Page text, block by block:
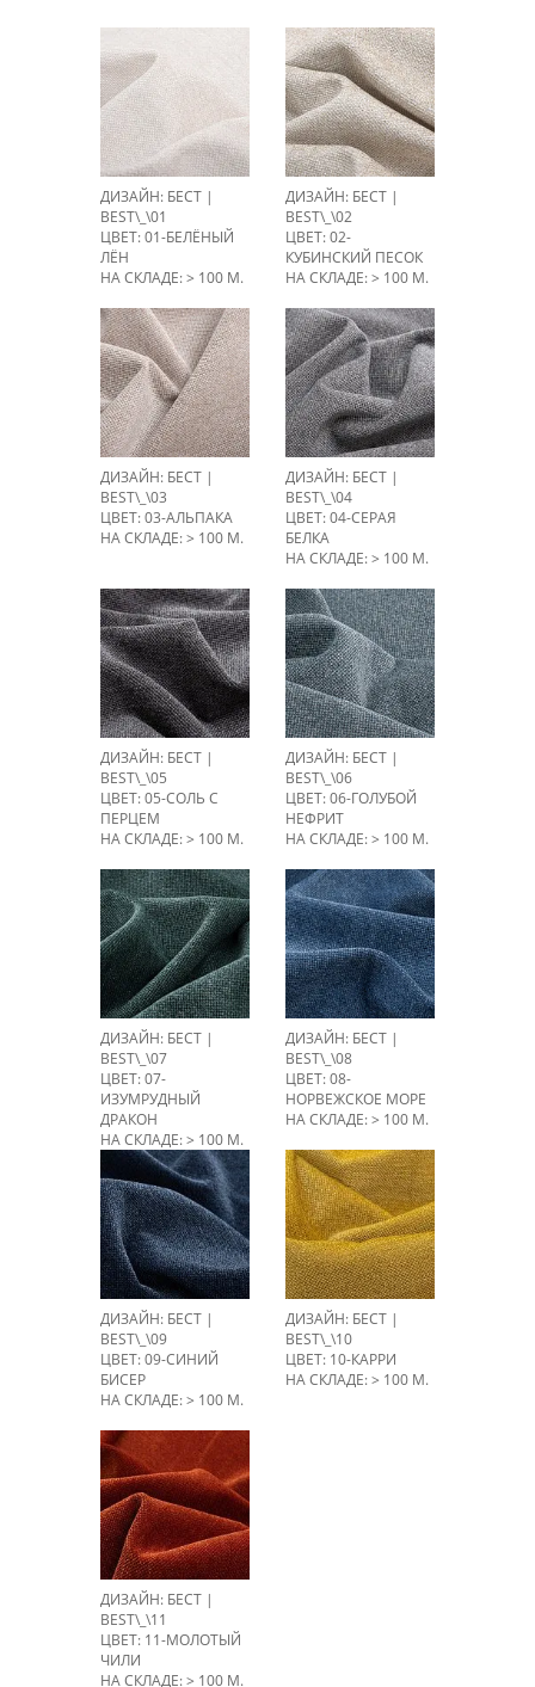
ДИЗАЙН: БЕСТ |
BEST\_\01
ЦВЕТ: 01-БЕЛЁНЫЙ
ЛЁН
НА СКЛАДЕ: > 100 М.
ДИЗАЙН: БЕСТ |
BEST\_\02
ЦВЕТ: 02-
КУБИНСКИЙ ПЕСОК
НА СКЛАДЕ: > 100 М.
ДИЗАЙН: БЕСТ |
BEST\_\03
ЦВЕТ: 03-АЛЬПАКА
НА СКЛАДЕ: > 100 М.
ДИЗАЙН: БЕСТ |
BEST\_\04
ЦВЕТ: 04-СЕРАЯ
БЕЛКА
НА СКЛАДЕ: > 100 М.
ДИЗАЙН: БЕСТ |
BEST\_\05
ЦВЕТ: 05-СОЛЬ С
ПЕРЦЕМ
НА СКЛАДЕ: > 100 М.
ДИЗАЙН: БЕСТ |
BEST\_\06
ЦВЕТ: 06-ГОЛУБОЙ
НЕФРИТ
НА СКЛАДЕ: > 100 М.
ДИЗАЙН: БЕСТ |
BEST\_\07
ЦВЕТ: 07-
ИЗУМРУДНЫЙ
ДРАКОН
НА СКЛАДЕ: > 100 М.
ДИЗАЙН: БЕСТ |
BEST\_\08
ЦВЕТ: 08-
НОРВЕЖСКОЕ МОРЕ
НА СКЛАДЕ: > 100 М.
ДИЗАЙН: БЕСТ |
BEST\_\09
ЦВЕТ: 09-СИНИЙ
БИСЕР
НА СКЛАДЕ: > 100 М.
ДИЗАЙН: БЕСТ |
BEST\_\10
ЦВЕТ: 10-КАРРИ
НА СКЛАДЕ: > 100 М.
ДИЗАЙН: БЕСТ |
BEST\_\11
ЦВЕТ: 11-МОЛОТЫЙ
ЧИЛИ
НА СКЛАДЕ: > 100 М.